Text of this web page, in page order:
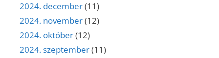
2024. december(11)
2024. november(12)
2024. október(12)
2024. szeptember(11)